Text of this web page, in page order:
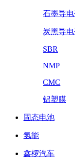
石墨导电
炭黑导电
SBR
NMP
CMC
铝塑膜
固态电池
氢能
鑫椤汽车